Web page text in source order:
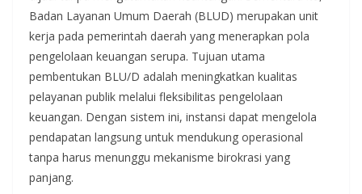
Badan Layanan Umum Daerah (BLUD) merupakan unit
kerja pada pemerintah daerah yang menerapkan pola
pengelolaan keuangan serupa. Tujuan utama
pembentukan BLU/D adalah meningkatkan kualitas
pelayanan publik melalui fleksibilitas pengelolaan
keuangan. Dengan sistem ini, instansi dapat mengelola
pendapatan langsung untuk mendukung operasional
tanpa harus menunggu mekanisme birokrasi yang
panjang.